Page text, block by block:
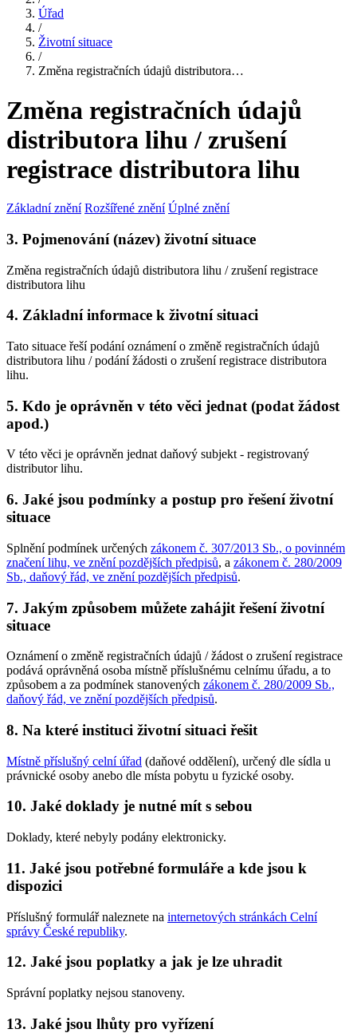
Úřad
/
Životní situace
/
Změna registračních údajů distributora…
Změna registračních údajů
distributora lihu / zrušení
registrace distributora lihu
Základní znění Rozšířené znění Úplné znění
3. Pojmenování (název) životní situace
Změna registračních údajů distributora lihu / zrušení registrace
distributora lihu
4. Základní informace k životní situaci
Tato situace řeší podání oznámení o změně registračních údajů
distributora lihu / podání žádosti o zrušení registrace distributora
lihu.
5. Kdo je oprávněn v této věci jednat (podat žádost
apod.)
V této věci je oprávněn jednat daňový subjekt - registrovaný
distributor lihu.
6. Jaké jsou podmínky a postup pro řešení životní
situace
Splnění podmínek určených zákonem č. 307/2013 Sb., o povinném
značení lihu, ve znění pozdějších předpisů, a zákonem č. 280/2009
Sb., daňový řád, ve znění pozdějších předpisů.
7. Jakým způsobem můžete zahájit řešení životní
situace
Oznámení o změně registračních údajů / žádost o zrušení registrace
podává oprávněná osoba místně příslušnému celnímu úřadu, a to
způsobem a za podmínek stanovených zákonem č. 280/2009 Sb.,
daňový řád, ve znění pozdějších předpisů.
8. Na které instituci životní situaci řešit
Místně příslušný celní úřad (daňové oddělení), určený dle sídla u
právnické osoby anebo dle místa pobytu u fyzické osoby.
10. Jaké doklady je nutné mít s sebou
Doklady, které nebyly podány elektronicky.
11. Jaké jsou potřebné formuláře a kde jsou k
dispozici
Příslušný formulář naleznete na internetových stránkách Celní
správy České republiky.
12. Jaké jsou poplatky a jak je lze uhradit
Správní poplatky nejsou stanoveny.
13. Jaké jsou lhůty pro vyřízení